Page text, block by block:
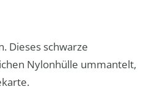
Dieses schwarze
Nylonhülle ummantelt,